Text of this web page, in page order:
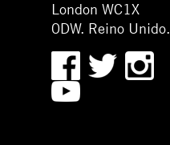
London WC1X
0DW. Reino Unido.